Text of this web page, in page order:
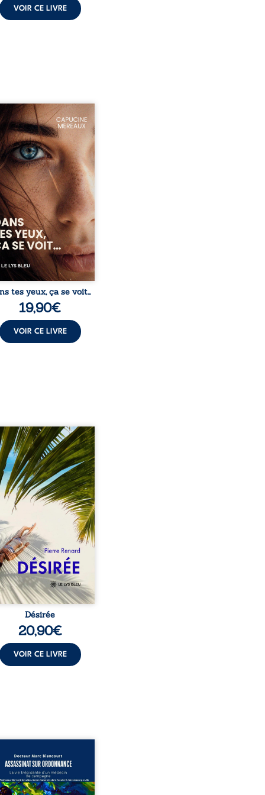
VOIR CE LIVRE
ans, Violette peine à
sa place dans la
Entre timidité,
et peur du
elle avance avec le
d’être différente,
comprendre pleinement
l’habite. Sa rencontre
Louise bouleverse ses
et fait naître en elle
émotions longtemps
Des années plus
alors qu’elle s’apprête à ...
tes yeux, ça se voit…
19,90€
VOIR CE LIVRE
Pierre, jeune retraité,
qu’il est devenu une
femme métissée de
ans. À peine a-t-il
à apprivoiser ce
corps qu’Ange surgit
sa vie et fait vaciller
ses certitudes. Entre
est immédiate,
jusqu’à ce qu’un
familial fasse planer
: et s’ils étaient
demi-frère et ...
Désirée
20,90€
VOIR CE LIVRE
sur ordonnance –
trépidante d’un médecin
est la réédition
et actualisée du
du Docteur Marc